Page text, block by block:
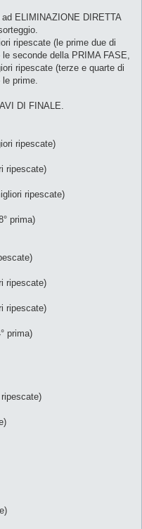
ELIMINAZIONE DIRETTA
ripescate (le prime due di
seconde della PRIMA FASE,
ripescate (terze e quarte di
prime.
DI FINALE.
ripescate)
ripescate)
ripescate)
prima)
ripescate)
ripescate)
prima)